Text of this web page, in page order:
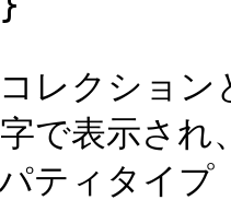
レクショ
で表示さ
ティタイ